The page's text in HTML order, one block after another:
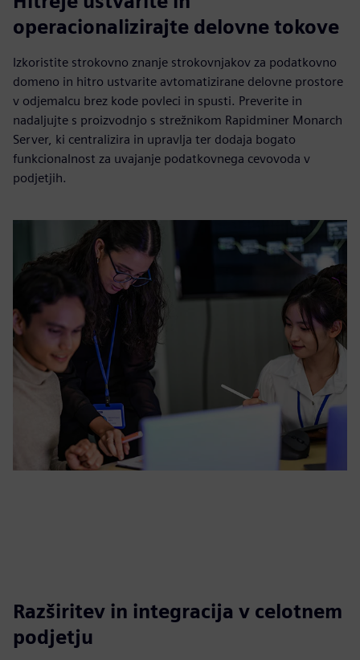
operacionalizirajte delovne tokove
Izkoristite strokovno znanje strokovnjakov za podatkovno
domeno in hitro ustvarite avtomatizirane delovne prostore
v odjemalcu brez kode povleci in spusti. Preverite in
nadaljujte s proizvodnjo s strežnikom Rapidminer Monarch
Server, ki centralizira in upravlja ter dodaja bogato
funkcionalnost za uvajanje podatkovnega cevovoda v
podjetjih.
Razširitev in integracija v celotnem
podjetju